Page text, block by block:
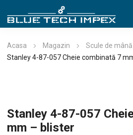
Acasa Magazin Scule de
Stanley 4-87-057 Cheie combinată 7
Stanley 4-87-057
mm – blister